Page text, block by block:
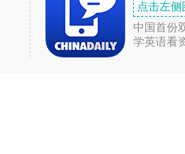
点击左
中国首份
学英语看